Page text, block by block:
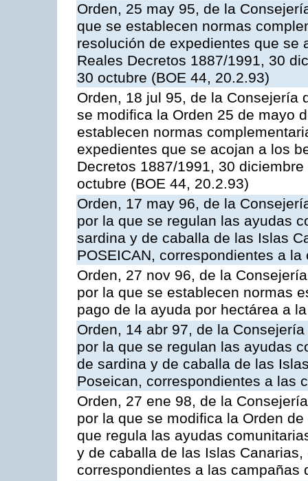
Orden, 25 may 95, de la
que se establecen normas
resolución de expedientes que se
Reales Decretos 1887/1991, 30
30 octubre (BOE 44, 20.2.93)
Orden, 18 jul 95, de la Consejería
se modifica la Orden 25 de mayo
establecen normas
expedientes que se acojan a los
Decretos 1887/1991, 30
octubre (BOE 44, 20.2.93)
Orden, 17 may 96, de la
por la que se regulan las ayudas
sardina y de caballa de las Islas
POSEICAN, correspondientes a
Orden, 27 nov 96, de la
por la que se establecen normas
pago de la ayuda por hectárea a
Orden, 14 abr 97, de la
por la que se regulan las ayudas
de sardina y de caballa de las
Poseican, correspondientes a las
Orden, 27 ene 98, de la
por la que se modifica la Orden
que regula las ayudas
y de caballa de las Islas
correspondientes a las campañas